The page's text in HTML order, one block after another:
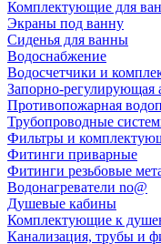
Комплектующие для
Экраны под ванну
Сиденья для ванны
Водоснабжение
Водосчетчики и
Запорно-регулирующая
Противопожарная
Трубопроводные
Фильтры и
Фитинги приварные
Фитинги резьбовые
Водонагреватели no@
Душевые кабины
Комплектующие к
Канализация, трубы и